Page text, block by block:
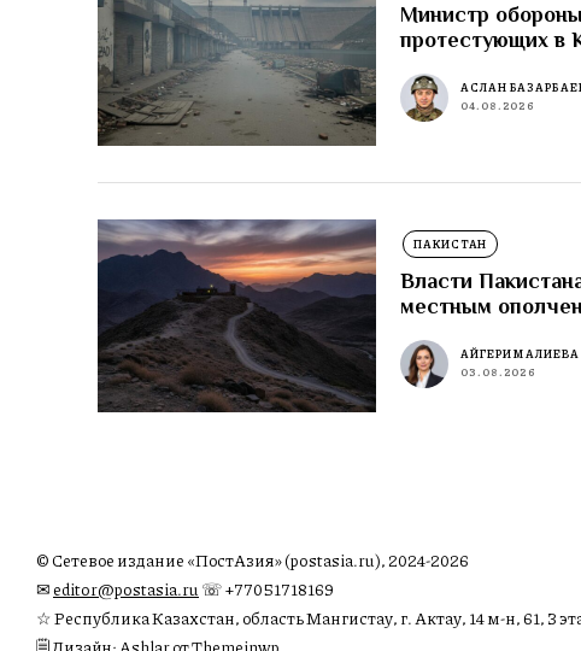
Министр
протестующих в
АСЛАН
04.08.2026
ПАКИСТАН
Власти
местным
АЙГЕРИМ АЛИЕВА
03.08.2026
© Сетевое издание «ПостАзия» (postasia.ru), 2024-2026
✉︎editor@postasia.ru ☏ +77051718169
☆ Республика Казахстан, область Мангистау, г. Актау, 14 м-н, 61, 3